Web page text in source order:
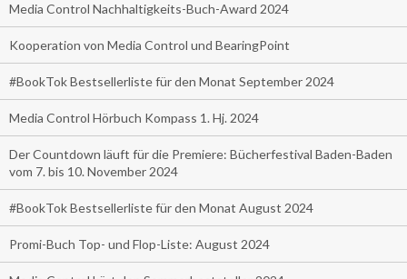
Media Control Nachhaltigkeits-Buch-Award 2024
Kooperation von Media Control und BearingPoint
#BookTok Bestsellerliste für den Monat September 2024
Media Control Hörbuch Kompass 1. Hj. 2024
Der Countdown läuft für die Premiere: Bücherfestival Baden-Baden
vom 7. bis 10. November 2024
#BookTok Bestsellerliste für den Monat August 2024
Promi-Buch Top- und Flop-Liste: August 2024